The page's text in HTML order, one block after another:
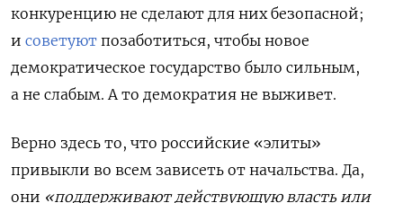
конкуренцию не сделают для них безопасной;
и советуют позаботиться, чтобы новое
демократическое государство было сильным,
а не слабым. А то демократия не выживет.
Верно здесь то, что российские «элиты»
привыкли во всем зависеть от начальства. Да,
они «поддерживают действующую власть или